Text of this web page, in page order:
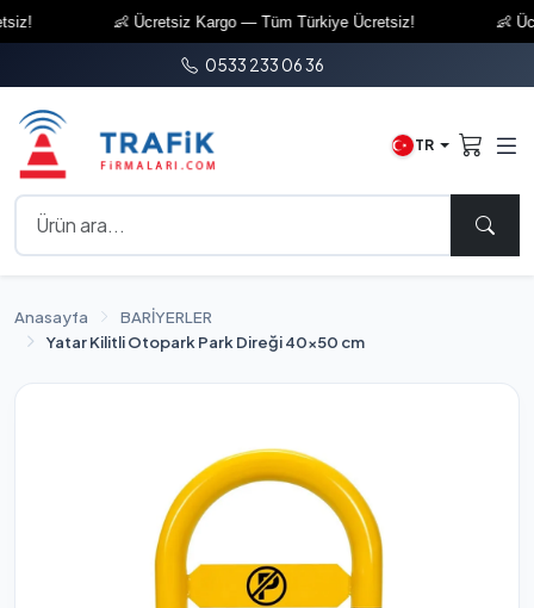
👶 Ücretsiz Kargo — Tüm Türkiye Ücretsiz! 👶
0533 233 06 36
TR
Anasayfa
BARİYERLER
Yatar Kilitli Otopark Park Direği 40x50 cm